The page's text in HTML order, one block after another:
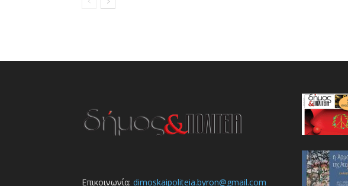
Επικοινωνία: dimoskaipoliteia.byron@gmail.com